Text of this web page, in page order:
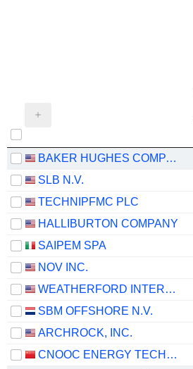
BAKER HUGHES COMPANY
SLB N.V.
TECHNIPFMC PLC
HALLIBURTON COMPANY
SAIPEM SPA
NOV INC.
WEATHERFORD INTERNATIONAL PLC
SBM OFFSHORE N.V.
ARCHROCK, INC.
CNOOC ENERGY TECHNOLOGY & SERVICES LIMITED